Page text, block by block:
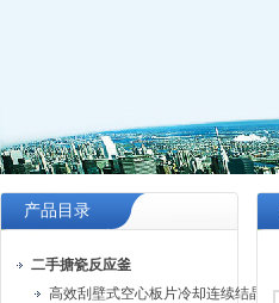
产品目录
二手搪瓷反应釜
高效刮壁式空心板片冷却连续结晶机